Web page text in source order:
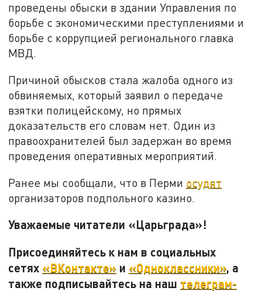
проведены обыски в здании Управления по
борьбе с экономическими преступлениями и
борьбе с коррупцией регионального главка
МВД.
Причиной обысков стала жалоба одного из
обвиняемых, который заявил о передаче
взятки полицейскому, но прямых
доказательств его словам нет. Один из
правоохранителей был задержан во время
проведения оперативных мероприятий.
Ранее мы сообщали, что в Перми осудят
организаторов подпольного казино.
Уважаемые читатели «Царьграда»!
Присоединяйтесь к нам в социальных
сетях «ВКонтакте» и «Одноклассники», а
также подписывайтесь на наш телеграм-